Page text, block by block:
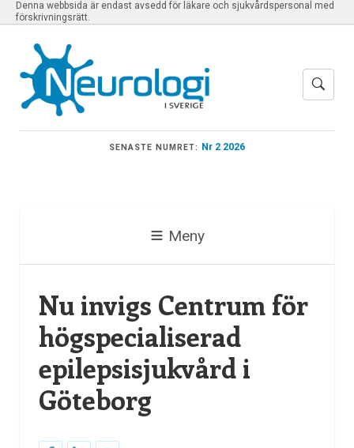
Denna webbsida är endast avsedd för läkare och sjukvårdspersonal med
förskrivningsrätt.
SENASTE NUMRET: Nr 2 2026
Meny
Nu invigs Centrum för
högspecialiserad
epilepsisjukvård i
Göteborg